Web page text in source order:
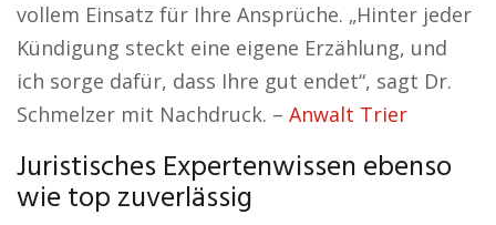
vollem Einsatz für Ihre Ansprüche. „Hinter jeder
Kündigung steckt eine eigene Erzählung, und
ich sorge dafür, dass Ihre gut endet“, sagt Dr.
Schmelzer mit Nachdruck. – Anwalt Trier
Juristisches Expertenwissen ebenso
wie top zuverlässig